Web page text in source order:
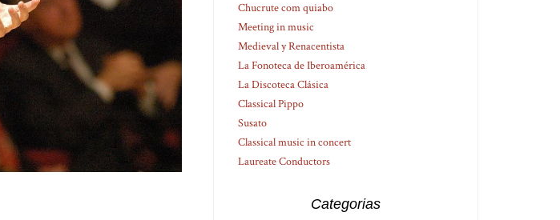
Chucrute com quiabo
Meeting in music
Medieval y Renacentista
La Fonoteca de Iberoamérica
La Discoteca Clásica
Classical Pippo
Susato
Classical music in concert
Laureate Conductors
Categorias